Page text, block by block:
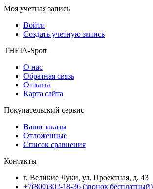
Моя учетная запись
Войти
Создать учетную запись
THEIA-Sport
О нас
Обратная связь
Отзывы
Карта сайта
Покупательский сервис
Ваши заказы
Отложенные
Список сравнения
Контакты
г. Великие Луки, ул. Проектная, д. 43
+7(800)302-18-36 (звонок бесплатный)